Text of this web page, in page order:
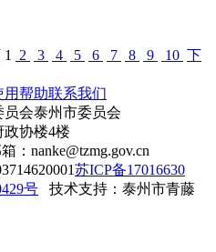
1 2 3 4 5 6 7 8 9 10 下
用帮助联系我们
会泰州市委员会
协楼4楼
：nanke@tzmg.gov.cn
苏ICP备17016630
号
技术支持：泰州市青藤